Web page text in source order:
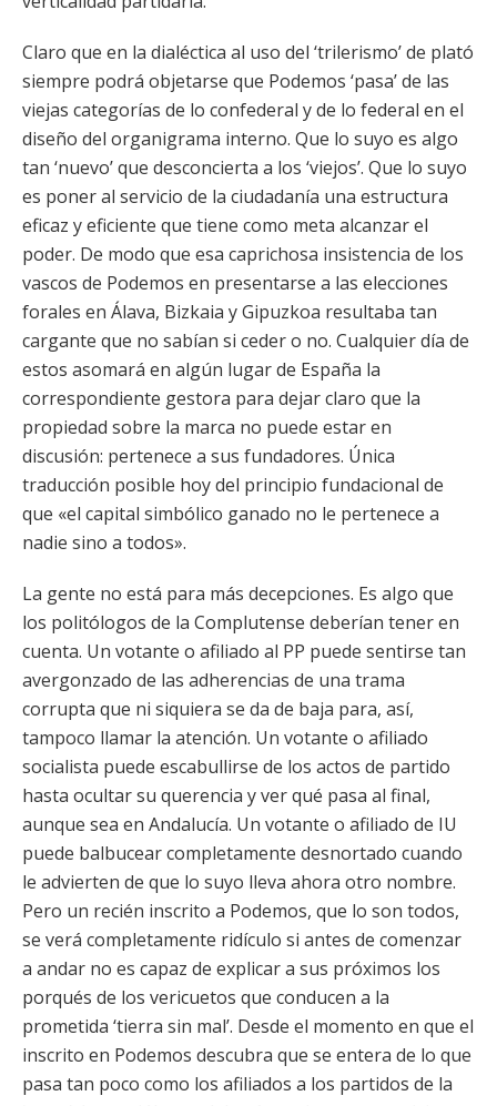
Claro que en la dialéctica al uso del ‘trilerismo’ de plató
siempre podrá objetarse que Podemos ‘pasa’ de las
viejas categorías de lo confederal y de lo federal en el
diseño del organigrama interno. Que lo suyo es algo
tan ‘nuevo’ que desconcierta a los ‘viejos’. Que lo suyo
es poner al servicio de la ciudadanía una estructura
eficaz y eficiente que tiene como meta alcanzar el
poder. De modo que esa caprichosa insistencia de los
vascos de Podemos en presentarse a las elecciones
forales en Álava, Bizkaia y Gipuzkoa resultaba tan
cargante que no sabían si ceder o no. Cualquier día de
estos asomará en algún lugar de España la
correspondiente gestora para dejar claro que la
propiedad sobre la marca no puede estar en
discusión: pertenece a sus fundadores. Única
traducción posible hoy del principio fundacional de
que «el capital simbólico ganado no le pertenece a
nadie sino a todos».
La gente no está para más decepciones. Es algo que
los politólogos de la Complutense deberían tener en
cuenta. Un votante o afiliado al PP puede sentirse tan
avergonzado de las adherencias de una trama
corrupta que ni siquiera se da de baja para, así,
tampoco llamar la atención. Un votante o afiliado
socialista puede escabullirse de los actos de partido
hasta ocultar su querencia y ver qué pasa al final,
aunque sea en Andalucía. Un votante o afiliado de IU
puede balbucear completamente desnortado cuando
le advierten de que lo suyo lleva ahora otro nombre.
Pero un recién inscrito a Podemos, que lo son todos,
se verá completamente ridículo si antes de comenzar
a andar no es capaz de explicar a sus próximos los
porqués de los vericuetos que conducen a la
prometida ‘tierra sin mal’. Desde el momento en que el
inscrito en Podemos descubra que se entera de lo que
pasa tan poco como los afiliados a los partidos de la